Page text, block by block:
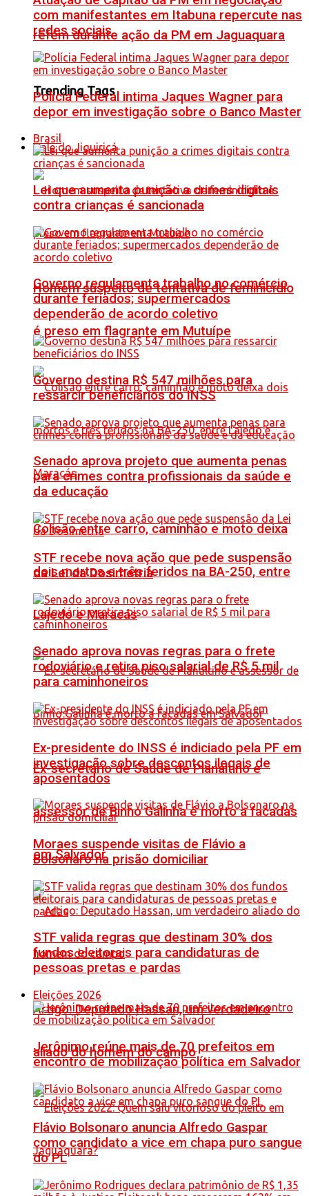
refém durante ação da PM em Jaguaquara
Trending Tags
Vale do Jiquiriçá
Homem suspeito de tentativa de feminicídio
é preso em flagrante em Mutuípe
Colisão entre carro, caminhão e moto deixa
dois mortos e três feridos na BA-250, entre
Lajedo e Maracás
Ex-secretário de Saúde de Planaltino e
assessor de Binho Galinha é morto a facadas
em Salvador
Artigo: Deputado Hassan, um verdadeiro
aliado do homem do campo
com manifestantes em Itabuna repercute nas
redes sociais
Polícia Federal intima Jaques Wagner para
depor em investigação sobre o Banco Master
Brasil
Lei que aumenta punição a crimes digitais
contra crianças é sancionada
Governo regulamenta trabalho no comércio
durante feriados; supermercados
dependerão de acordo coletivo
Governo destina R$ 547 milhões para
ressarcir beneficiários do INSS
Senado aprova projeto que aumenta penas
para crimes contra profissionais da saúde e
da educação
STF recebe nova ação que pede suspensão
da Lei da Dosimetria
Senado aprova novas regras para o frete
rodoviário e retira piso salarial de R$ 5 mil
para caminhoneiros
Ex-presidente do INSS é indiciado pela PF em
investigação sobre descontos ilegais de
aposentados
Moraes suspende visitas de Flávio a
Bolsonaro na prisão domiciliar
STF valida regras que destinam 30% dos
fundos eleitorais para candidaturas de
pessoas pretas e pardas
Eleições 2026
Jerônimo reúne mais de 70 prefeitos em
encontro de mobilização política em Salvador
Flávio Bolsonaro anuncia Alfredo Gaspar
como candidato a vice em chapa puro sangue
do PL